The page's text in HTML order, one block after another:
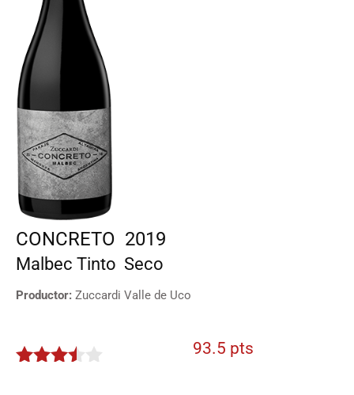
CONCRETO 2019
Malbec Tinto Seco
Productor: Zuccardi Valle de Uco
93.5 pts